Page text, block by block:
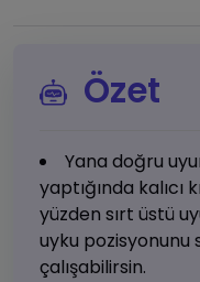
Özet
Yana doğru
yaptığında kalıcı
yüzden sırt üstü
uyku pozisyonunu
çalışabilirsin.